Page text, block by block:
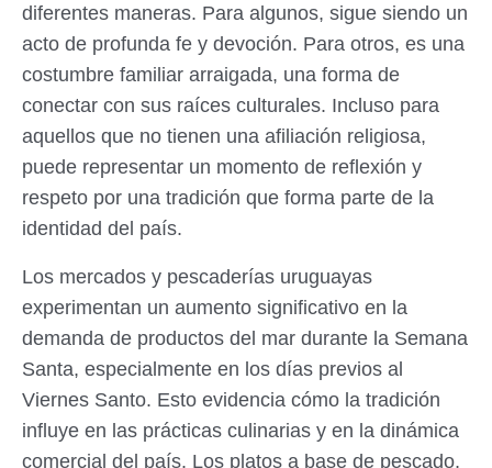
diferentes maneras. Para algunos, sigue siendo un
acto de profunda fe y devoción. Para otros, es una
costumbre familiar arraigada, una forma de
conectar con sus raíces culturales. Incluso para
aquellos que no tienen una afiliación religiosa,
puede representar un momento de reflexión y
respeto por una tradición que forma parte de la
identidad del país.
Los mercados y pescaderías uruguayas
experimentan un aumento significativo en la
demanda de productos del mar durante la Semana
Santa, especialmente en los días previos al
Viernes Santo. Esto evidencia cómo la tradición
influye en las prácticas culinarias y en la dinámica
comercial del país. Los platos a base de pescado,